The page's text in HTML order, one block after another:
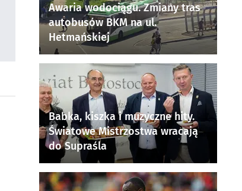
Awaria wodociągu. Zmiany tras
autobusów BKM na ul.
Hetmańskiej
Babka, kiszka i muzyczne hity.
Światowe Mistrzostwa wracają
do Supraśla